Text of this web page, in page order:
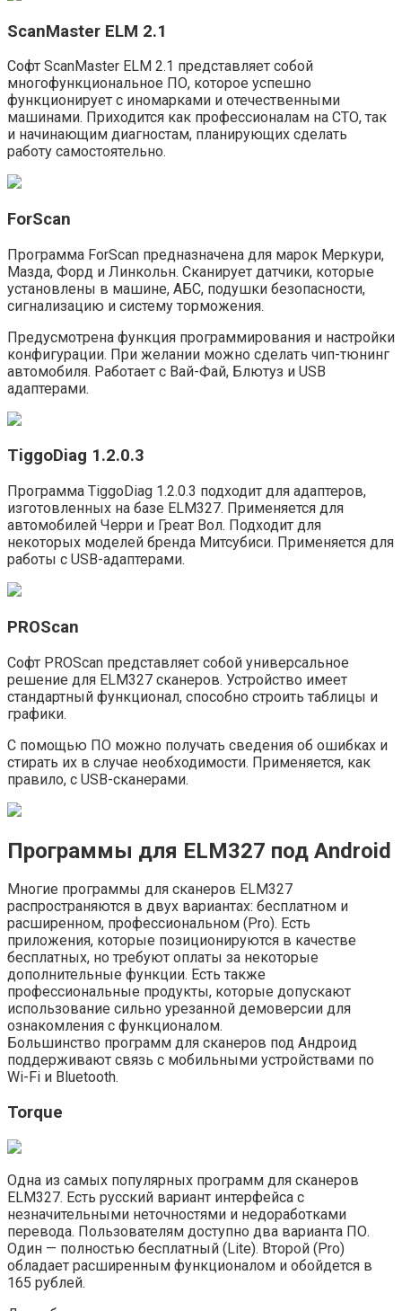
ScanMaster ELM 2.1
Софт ScanMaster ELM 2.1 представляет собой
многофункциональное ПО, которое успешно
функционирует с иномарками и отечественными
машинами. Приходится как профессионалам на СТО, так
и начинающим диагностам, планирующих сделать
работу самостоятельно.
ForScan
Программа ForScan предназначена для марок Меркури,
Мазда, Форд и Линкольн. Сканирует датчики, которые
установлены в машине, АБС, подушки безопасности,
сигнализацию и систему торможения.
Предусмотрена функция программирования и настройки
конфигурации. При желании можно сделать чип-тюнинг
автомобиля. Работает с Вай-Фай, Блютуз и USB
адаптерами.
TiggoDiag 1.2.0.3
Программа TiggoDiag 1.2.0.3 подходит для адаптеров,
изготовленных на базе ELM327. Применяется для
автомобилей Черри и Греат Вол. Подходит для
некоторых моделей бренда Митсубиси. Применяется для
работы с USB-адаптерами.
PROScan
Софт PROScan представляет собой универсальное
решение для ELM327 сканеров. Устройство имеет
стандартный функционал, способно строить таблицы и
графики.
С помощью ПО можно получать сведения об ошибках и
стирать их в случае необходимости. Применяется, как
правило, с USB-сканерами.
Программы для ELM327 под Android
Многие программы для сканеров ELM327
распространяются в двух вариантах: бесплатном и
расширенном, профессиональном (Pro). Есть
приложения, которые позиционируются в качестве
бесплатных, но требуют оплаты за некоторые
дополнительные функции. Есть также
профессиональные продукты, которые допускают
использование сильно урезанной демоверсии для
ознакомления с функционалом.
Большинство программ для сканеров под Андроид
поддерживают связь с мобильными устройствами по
Wi-Fi и Bluetooth.
Torque
Одна из самых популярных программ для сканеров
ELM327. Есть русский вариант интерфейса с
незначительными неточностями и недоработками
перевода. Пользователям доступно два варианта ПО.
Один — полностью бесплатный (Lite). Второй (Pro)
обладает расширенным функционалом и обойдется в
165 рублей.